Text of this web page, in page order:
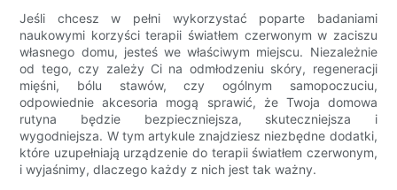
Jeśli chcesz w pełni wykorzystać poparte badaniami
naukowymi korzyści terapii światłem czerwonym w zaciszu
własnego domu, jesteś we właściwym miejscu. Niezależnie
od tego, czy zależy Ci na odmłodzeniu skóry, regeneracji
mięśni, bólu stawów, czy ogólnym samopoczuciu,
odpowiednie akcesoria mogą sprawić, że Twoja domowa
rutyna będzie bezpieczniejsza, skuteczniejsza i
wygodniejsza. W tym artykule znajdziesz niezbędne dodatki,
które uzupełniają urządzenie do terapii światłem czerwonym,
i wyjaśnimy, dlaczego każdy z nich jest tak ważny.